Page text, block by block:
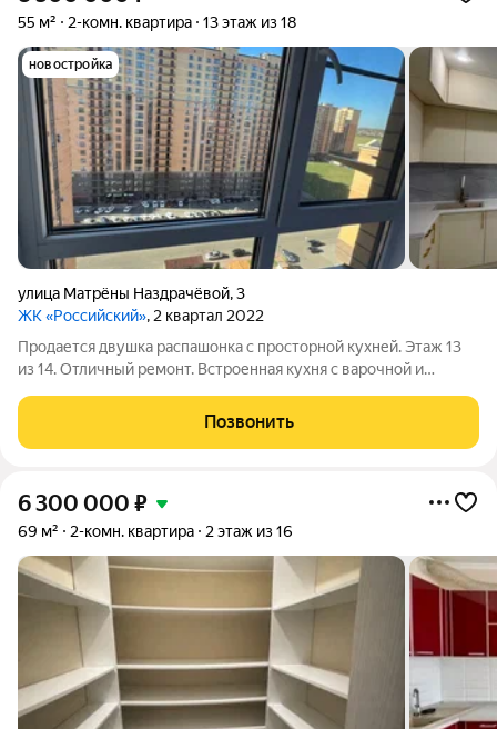
55 м² 2-комн. квартира 13 этаж из 18
новостройка
улица Матрёны Наздрачёвой,3
ЖК «Российский», 2 квартал 2022
Продается двушка распашонка с просторной кухней. Этаж 13
из 14. Отличный ремонт. Встроенная кухня с варочной и
прихожей также остаётся, в общем всё как на фото. Напротив
окон дом не построят, его
Позвонить
6 300 000 ₽
69 м² 2-комн. квартира 2 этаж из 16